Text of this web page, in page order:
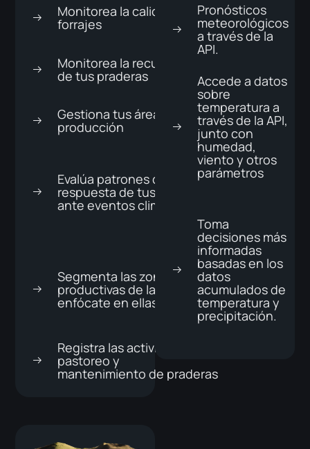
Monitorea la calidad de tus
forrajes
Monitorea la recuperación
de tus praderas
Gestiona tus áreas de
producción
Evalúa patrones de
respuesta de tus praderas
ante eventos climáticos
Segmenta las zonas menos
productivas de la finca y
enfócate en ellas
Registra las actividades de
pastoreo y
mantenimiento de praderas
Pronósticos
meteorológicos
a través de la
API.
Accede a datos
sobre
temperatura a
través de la API,
junto con
humedad,
viento y otros
parámetros
Toma
decisiones más
informadas
basadas en los
datos
acumulados de
temperatura y
precipitación.